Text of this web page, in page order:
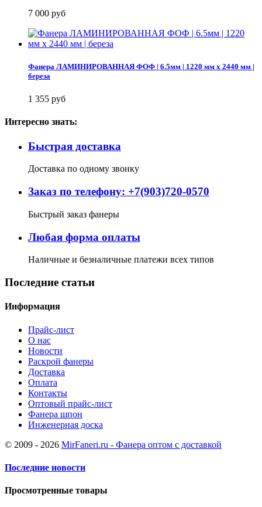
7 000 руб
Фанера ЛАМИНИРОВАННАЯ ФОФ | 6.5мм | 1220 мм х 2440 мм |
береза
1 355 руб
Интересно знать:
Быстрая доставка
Доставка по одному звонку
Заказ по телефону: +7(903)720-0570
Быстрый заказ фанеры
Любая форма оплаты
Наличные и безналичные платежи всех типов
Последние статьи
Информация
Прайс-лист
О нас
Новости
Раскрой фанеры
Доставка
Оплата
Контакты
Оптовый прайс-лист
Фанера шпон
Инженерная доска
© 2009 - 2026 MirFaneri.ru - Фанера оптом с доставкой
Последние новости
Просмотренные товары